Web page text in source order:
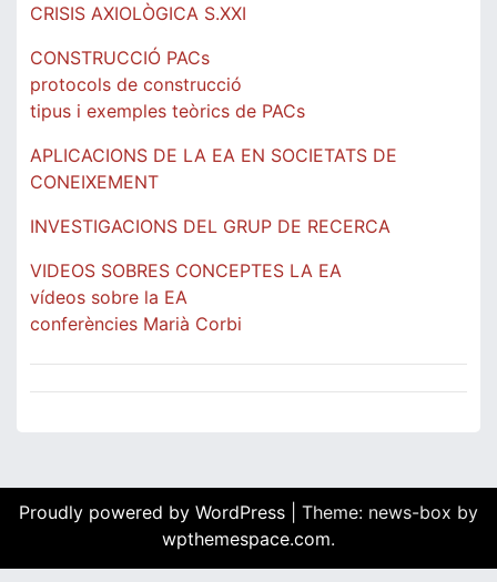
CRISIS AXIOLÒGICA S.XXI
CONSTRUCCIÓ PACs
protocols de construcció
tipus i exemples teòrics de PACs
APLICACIONS DE LA EA EN SOCIETATS DE
CONEIXEMENT
INVESTIGACIONS DEL GRUP DE RECERCA
VIDEOS SOBRES CONCEPTES LA EA
vídeos sobre la EA
conferències Marià Corbi
Proudly powered by WordPress
Theme: news-box by
wpthemespace.com.